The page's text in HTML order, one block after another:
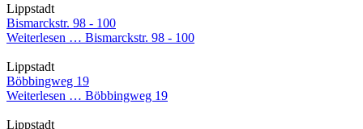
Lippstadt
Bismarckstr. 98 - 100
Weiterlesen … Bismarckstr. 98 - 100
Lippstadt
Böbbingweg 19
Weiterlesen … Böbbingweg 19
Lippstadt